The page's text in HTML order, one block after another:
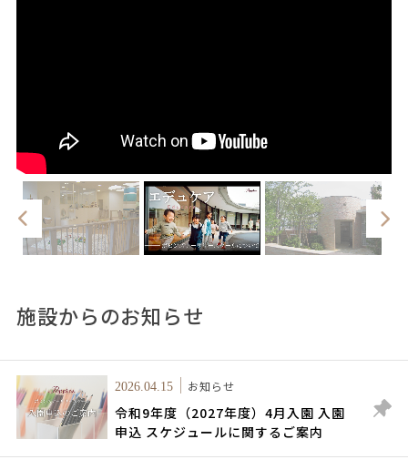
施設からのお知らせ
2026.04.15 お知らせ
令和9年度（2027年度）4月入園 入園
申込 スケジュールに関するご案内